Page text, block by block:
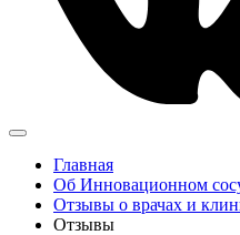
Главная
Об Инновационном
Отзывы о врачах и
Отзывы